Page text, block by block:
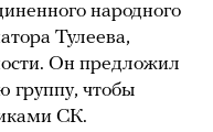
народного
Тулеева,
Он предложил
группу, чтобы
СК.